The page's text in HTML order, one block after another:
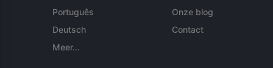
Português
Deutsch
Meer...
Onze blog
Contact